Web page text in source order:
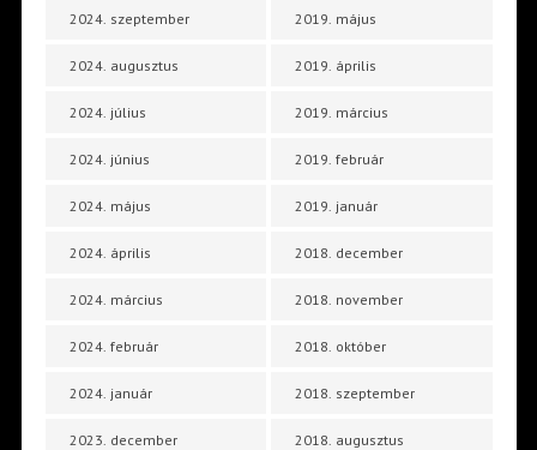
2024. szeptember
2024. augusztus
2024. július
2024. június
2024. május
2024. április
2024. március
2024. február
2024. január
2023. december
2019. május
2019. április
2019. március
2019. február
2019. január
2018. december
2018. november
2018. október
2018. szeptember
2018. augusztus